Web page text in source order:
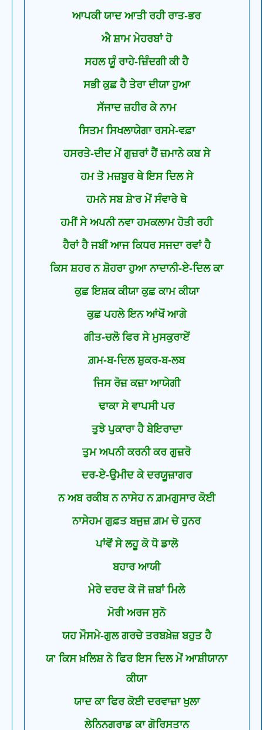
ਆਪਕੀ ਯਾਦ ਆਤੀ ਰਹੀ ਰਾਤ-ਭਰ
ਐ ਸ਼ਾਮ ਮੇਹਰਬਾਂ ਹੋ
ਸਹਲ ਯੂੰ ਰਾਹੇ-ਜ਼ਿੰਦਗੀ ਕੀ ਹੈ
ਸਭੀ ਕੁਛ ਹੈ ਤੇਰਾ ਦੀਯਾ ਹੁਆ
ਸੱਜਾਦ ਜ਼ਹੀਰ ਕੇ ਨਾਮ
ਸਿਤਮ ਸਿਖਲਾਯੇਗਾ ਰਸਮੇ-ਵਫ਼ਾ
ਹਸਰਤੇ-ਦੀਦ ਮੇਂ ਗੁਜ਼ਰਾਂ ਹੈਂ ਜ਼ਮਾਨੇ ਕਬ ਸੇ
ਹਮ ਤੋ ਮਜ਼ਬੂਰ ਥੇ ਇਸ ਦਿਲ ਸੇ
ਹਮਨੇ ਸਬ ਸ਼ੇ'ਰ ਮੇਂ ਸੰਵਾਰੇ ਥੇ
ਹਮੀਂ ਸੇ ਅਪਨੀ ਨਵਾ ਹਮਕਲਾਮ ਹੋਤੀ ਰਹੀ
ਹੈਰਾਂ ਹੈ ਜਬੀਂ ਆਜ ਕਿਧਰ ਸਜਦਾ ਰਵਾਂ ਹੈ
ਕਿਸ ਸ਼ਹਰ ਨ ਸ਼ੋਹਰਾ ਹੁਆ ਨਾਦਾਨੀ-ਏ-ਦਿਲ ਕਾ
ਕੁਛ ਇਸ਼ਕ ਕੀਯਾ ਕੁਛ ਕਾਮ ਕੀਯਾ
ਕੁਛ ਪਹਲੇ ਇਨ ਆਂਖੋਂ ਆਗੇ
ਗੀਤ-ਚਲੋ ਫਿਰ ਸੇ ਮੁਸਕੁਰਾਏਂ
ਗ਼ਮ-ਬ-ਦਿਲ ਸ਼ੁਕਰ-ਬ-ਲਬ
ਜਿਸ ਰੋਜ਼ ਕਜ਼ਾ ਆਯੇਗੀ
ਢਾਕਾ ਸੇ ਵਾਪਸੀ ਪਰ
ਤੁਝੇ ਪੁਕਾਰਾ ਹੈ ਬੇਇਰਾਦਾ
ਤੁਮ ਅਪਨੀ ਕਰਨੀ ਕਰ ਗੁਜ਼ਰੋ
ਦਰ-ਏ-ਉਮੀਦ ਕੇ ਦਰਯੂਜ਼ਾਗਰ
ਨ ਅਬ ਰਕੀਬ ਨ ਨਾਸੇਹ ਨ ਗ਼ਮਗੁਸਾਰ ਕੋਈ
ਨਾਸੇਹਮ ਗੁਫ਼ਤ ਬਜੁਜ਼ ਗ਼ਮ ਚੇ ਹੁਨਰ
ਪਾਂਵੋਂ ਸੇ ਲਹੂ ਕੋ ਧੋ ਡਾਲੋ
ਬਹਾਰ ਆਯੀ
ਮੇਰੇ ਦਰਦ ਕੋ ਜੋ ਜ਼ਬਾਂ ਮਿਲੇ
ਮੋਰੀ ਅਰਜ ਸੁਨੋ
ਯਹ ਮੌਸਮੇ-ਗੁਲ ਗਰਚੇ ਤਰਬਖ਼ੇਜ਼ ਬਹੁਤ ਹੈ
ਯ' ਕਿਸ ਖ਼ਲਿਸ਼ ਨੇ ਫਿਰ ਇਸ ਦਿਲ ਮੇਂ ਆਸ਼ੀਯਾਨਾ
ਕੀਯਾ
ਯਾਦ ਕਾ ਫਿਰ ਕੋਈ ਦਰਵਾਜ਼ਾ ਖੁਲਾ
ਲੇਨਿਨਗਰਾਡ ਕਾ ਗੋਰਿਸਤਾਨ